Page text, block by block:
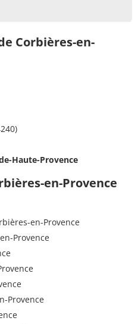
Corbières-en-
Haute-Provence
en-Provence
en-Provence
Provence
Provence